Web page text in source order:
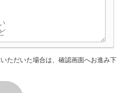
ただいた場合は、確認画面へお進み下